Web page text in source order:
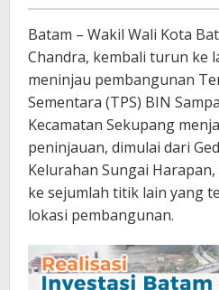
Batam – Wakil Wali Kota
Chandra, kembali turun ke
meninjau pembangunan
Sementara (TPS) BIN
Kecamatan Sekupang
peninjauan, dimulai dari
Kelurahan Sungai
ke sejumlah titik lain yang
lokasi pembangunan.